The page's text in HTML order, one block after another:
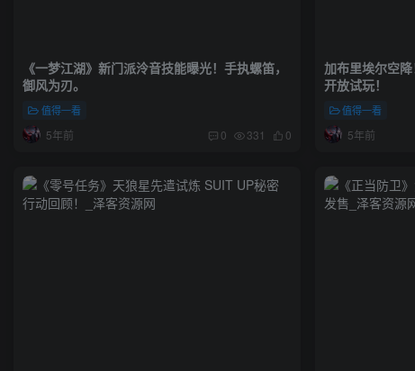
《一梦江湖》新门派泠音技能曝光！手执螺笛，
御风为刃。
值得一看
5年前 0 331 0
加布里埃尔空
开放试玩！
值得一看
5年前